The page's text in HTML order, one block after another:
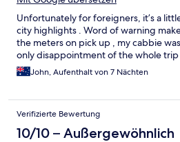
Unfortunately for foreigners, it’s a
city highlights . Word of warning
the meters on pick up , my cabbie
only disappointment of the whole trip
John, Aufenthalt von 7 Nächten
Verifizierte Bewertung
10/10 – Außergewöhnlich